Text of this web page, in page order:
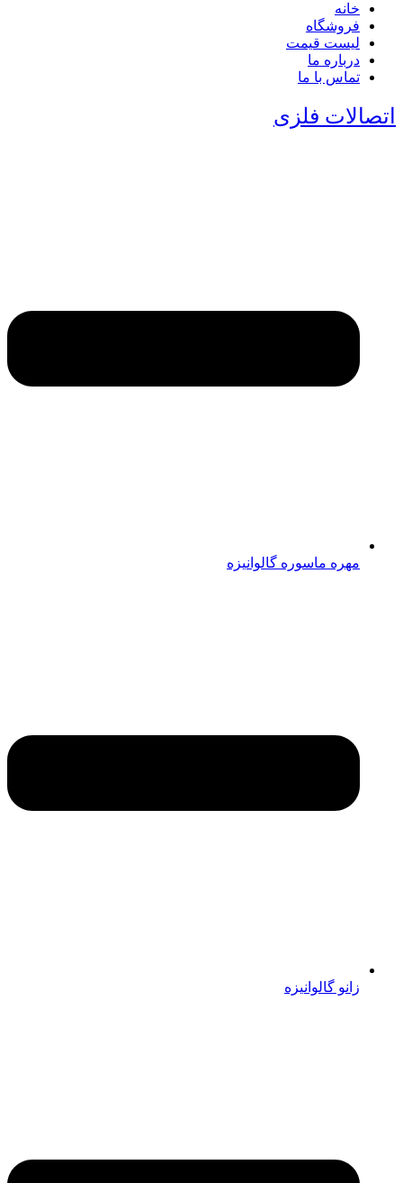
خانه
فروشگاه
لیست قیمت
درباره ما
تماس با ما
اتصالات فلزی
مهره ماسوره گالوانیزه
زانو گالوانیزه